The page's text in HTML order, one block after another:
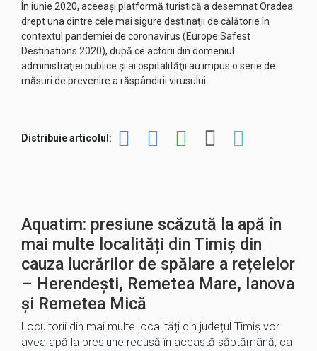
În iunie 2020, aceeaşi platformă turistică a desemnat Oradea
drept una dintre cele mai sigure destinaţii de călătorie în
contextul pandemiei de coronavirus (Europe Safest
Destinations 2020), după ce actorii din domeniul
administraţiei publice şi ai ospitalităţii au impus o serie de
măsuri de prevenire a răspândirii virusului.
Distribuie articolul:
Aquatim: presiune scăzută la apă în
mai multe localități din Timiș din
cauza lucrărilor de spălare a rețelelor
– Herendești, Remetea Mare, Ianova
și Remetea Mică
Locuitorii din mai multe localități din județul Timiș vor
avea apă la presiune redusă în această săptămână, ca